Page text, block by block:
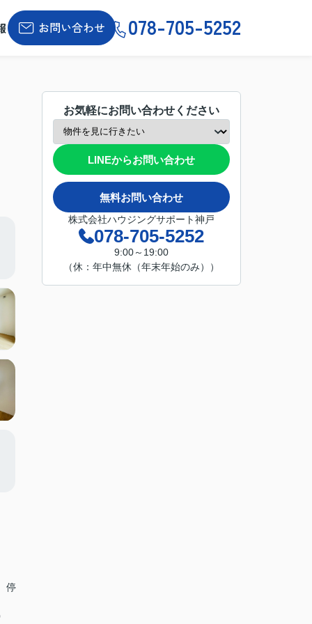
お問い合わせ 078-705-5252
停
お気軽にお問い合わせください
LINEからお問い合わせ
無料お問い合わせ
株式会社ハウジングサポート神戸
078-705-5252
9:00～19:00
（休：年中無休（年末年始のみ））